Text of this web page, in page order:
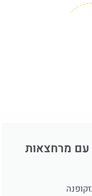
עם מרחצאות